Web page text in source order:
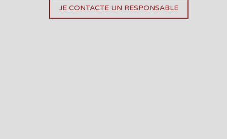
JE CONTACTE UN RESPONSABLE